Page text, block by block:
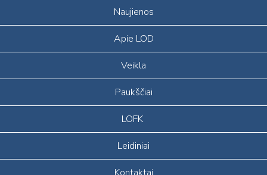
Naujienos
Apie LOD
Veikla
Paukščiai
LOFK
Leidiniai